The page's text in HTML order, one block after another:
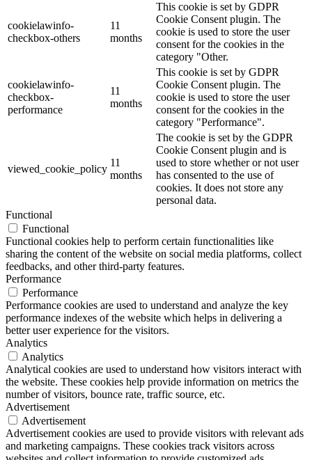
cookielawinfo-
checkbox-others
11
months
This cookie is set by GDPR
Cookie Consent plugin. The
cookie is used to store the user
consent for the cookies in the
category "Other.
cookielawinfo-
checkbox-
performance
11
months
This cookie is set by GDPR
Cookie Consent plugin. The
cookie is used to store the user
consent for the cookies in the
category "Performance".
viewed_cookie_policy
11
months
The cookie is set by the GDPR
Cookie Consent plugin and is
used to store whether or not user
has consented to the use of
cookies. It does not store any
personal data.
Functional
Functional
Functional cookies help to perform certain functionalities like
sharing the content of the website on social media platforms, collect
feedbacks, and other third-party features.
Performance
Performance
Performance cookies are used to understand and analyze the key
performance indexes of the website which helps in delivering a
better user experience for the visitors.
Analytics
Analytics
Analytical cookies are used to understand how visitors interact with
the website. These cookies help provide information on metrics the
number of visitors, bounce rate, traffic source, etc.
Advertisement
Advertisement
Advertisement cookies are used to provide visitors with relevant ads
and marketing campaigns. These cookies track visitors across